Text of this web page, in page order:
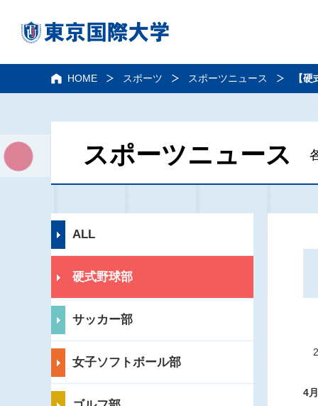
HOME スポーツ スポーツニュース 【
スポーツニュース
ALL
硬式野球部
サッカー部
女子ソフトボール部
4